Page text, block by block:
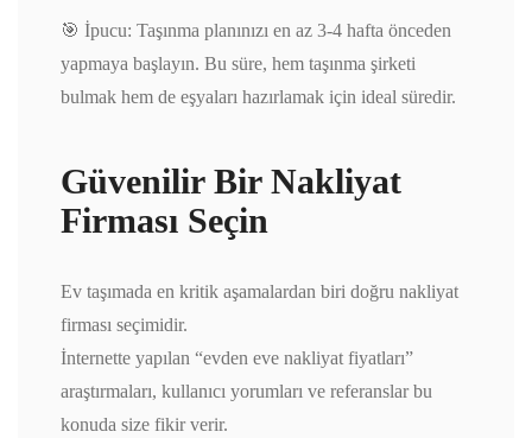
🎯 İpucu: Taşınma planınızı en az 3-4 hafta önceden
yapmaya başlayın. Bu süre, hem taşınma şirketi
bulmak hem de eşyaları hazırlamak için ideal süredir.
Güvenilir Bir Nakliyat
Firması Seçin
Ev taşımada en kritik aşamalardan biri doğru nakliyat
firması seçimidir.
İnternette yapılan “evden eve nakliyat fiyatları”
araştırmaları, kullanıcı yorumları ve referanslar bu
konuda size fikir verir.